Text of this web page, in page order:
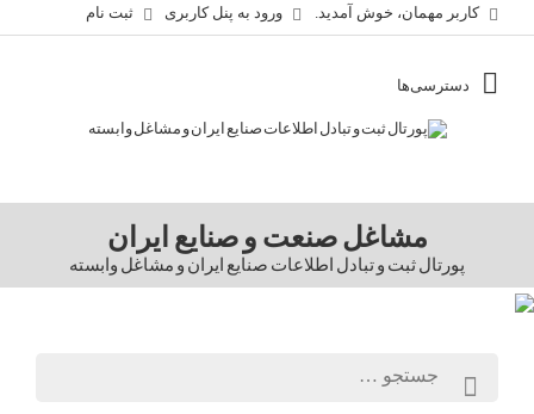
کاربر مهمان، خوش آمدید. ورود به پنل کاربری ثبت نام
مشاغل صنعت و صنایع ایران
پورتال ثبت و تبادل اطلاعات صنایع ایران و مشاغل وابسته